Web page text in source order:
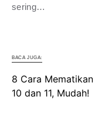
sering…
BACA JUGA:
8 Cara
10 dan 11, Mudah!